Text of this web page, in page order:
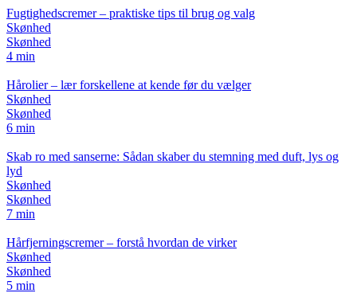
Fugtighedscremer – praktiske tips til brug og valg
Skønhed
Skønhed
4 min
Hårolier – lær forskellene at kende før du vælger
Skønhed
Skønhed
6 min
Skab ro med sanserne: Sådan skaber du stemning med duft, lys og
lyd
Skønhed
Skønhed
7 min
Hårfjerningscremer – forstå hvordan de virker
Skønhed
Skønhed
5 min